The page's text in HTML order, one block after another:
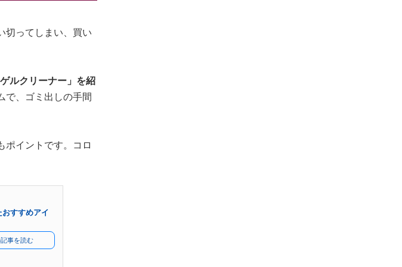
切ってしまい、買い
ルクリーナー」を紹
で、ゴミ出しの手間
ポイントです。コロ
おすすめアイ
事を読む